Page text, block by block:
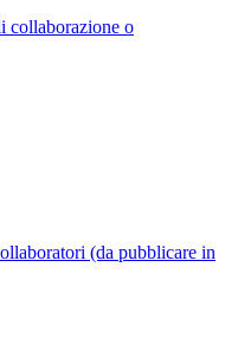
collaborazione o
(da pubblicare in